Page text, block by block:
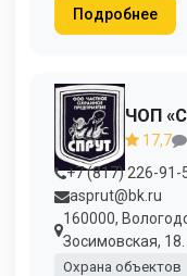
Подробнее
ЧОП
17,7
+7 (817) 226-91-
asprut@bk.ru
160000,
Зосимовская, 18.
Охрана объектов